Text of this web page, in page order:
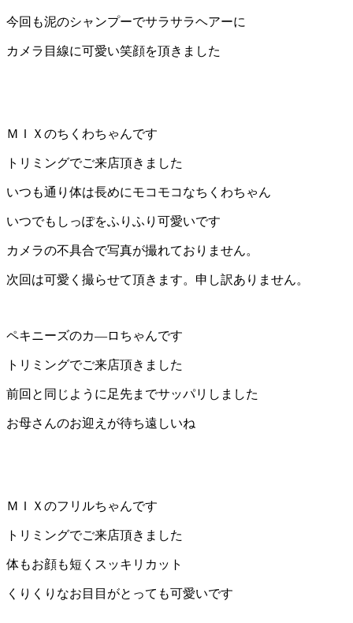
千
早
／
福
津
店）
｜
ペ
ッ
ト
サ
ロ
ペ
ッ
ト
ホ
今回も泥のシャンプーでサラサラヘアーに
カメラ目線に可愛い笑顔を頂きました
ＭＩＸのちくわちゃんです
トリミングでご来店頂きました
いつも通り体は長めにモコモコなちくわちゃん
いつでもしっぽをふりふり可愛いです
カメラの不具合で写真が撮れておりません。
次回は可愛く撮らせて頂きます。申し訳ありません。
ペキニーズのカ―ロちゃんです
トリミングでご来店頂きました
前回と同じように足先までサッパリしました
お母さんのお迎えが待ち遠しいね
ＭＩＸのフリルちゃんです
トリミングでご来店頂きました
体もお顔も短くスッキリカット
くりくりなお目目がとっても可愛いです